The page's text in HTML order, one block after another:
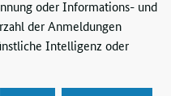
oder Informations- und
der Anmeldungen
Intelligenz oder